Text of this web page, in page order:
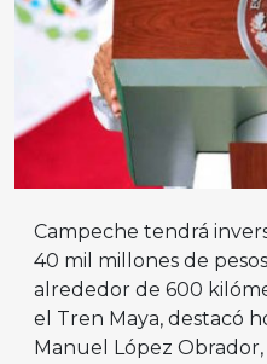
Campeche tendrá
40 mil millones de
alrededor de 600
el Tren Maya, destacó
Manuel López